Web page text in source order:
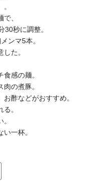
、
30秒に調整。
ンマ5本。
た。
感の麺。
の煮豚。
酢などがおすすめ。
。
一杯。